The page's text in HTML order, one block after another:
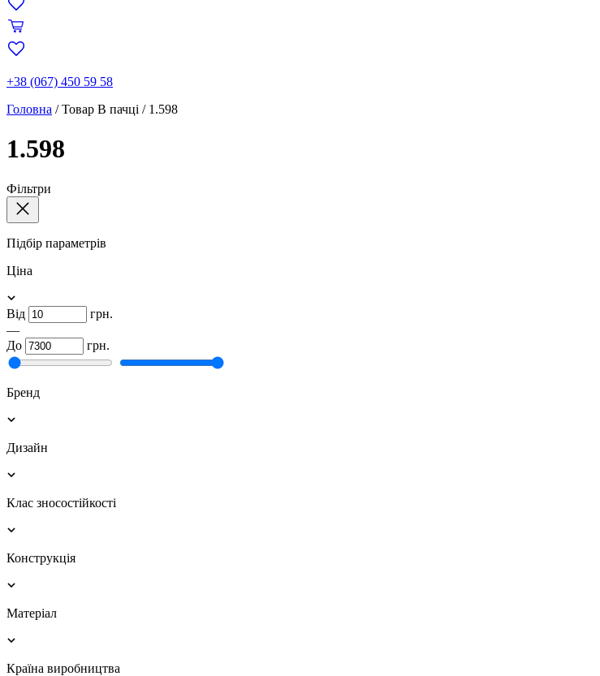
+38 (067) 450 59 58
Головна /Товар В пачці / 1.598
1.598
Фільтри
Підбір параметрів
Ціна
Від
грн.
—
До
грн.
Бренд
Дизайн
Клас зносостійкості
Конструкція
Матеріал
Країна виробництва